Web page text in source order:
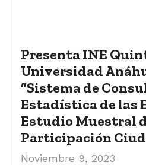
Presenta INE
Universidad
“Sistema de
Estadística de las
Estudio Muestral
Participación
Noviembre 9, 2023